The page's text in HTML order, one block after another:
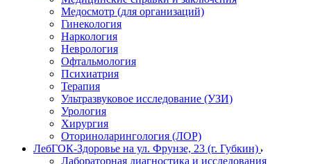
Медосмотр (для организаций)
Гинекология
Наркология
Неврология
Офтальмология
Психиатрия
Терапия
Ультразвуковое исследование (УЗИ)
Урология
Хирургия
Оториноларингология (ЛОР)
ЛебГОК-Здоровье на ул. Фрунзе, 23 (г. Губкин)
Лабораторная диагностика и исследования